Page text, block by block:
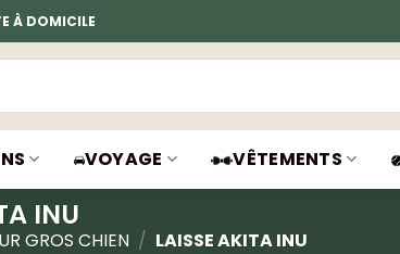
À DOMICILE
VOYAGE VÊTEMENTS
INU
GROS CHIEN / LAISSE AKITA INU